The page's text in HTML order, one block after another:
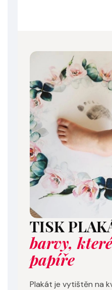
TISK
barvy,
papíře
Plakát je vytištěn na